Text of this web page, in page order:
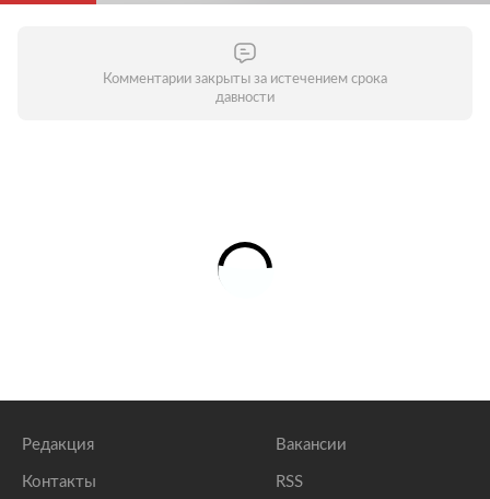
Комментарии закрыты за истечением срока
давности
Редакция
Контакты
Вакансии
RSS